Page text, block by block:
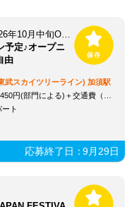
予定♪オープニ
由
武スカイツリーライン) 加須駅
(部門による)＋交通費（社内規定）
ト
応募終了日：9月29日